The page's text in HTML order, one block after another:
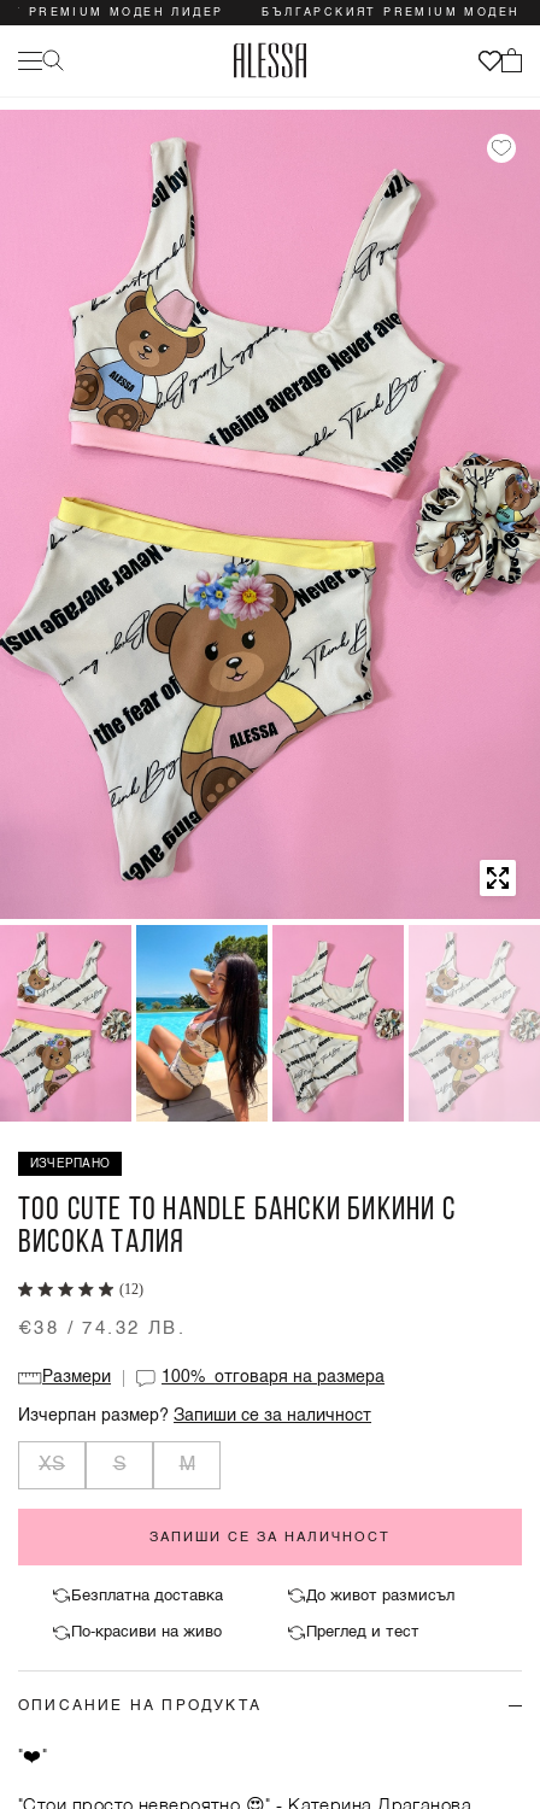
МОДЕН ЛИДЕР БЪЛГАРСКИЯТ PREMIUM МОДЕН ЛИДЕР
ИЗЧЕРПАНО
TOO CUTE TO HANDLE БАНСКИ БИКИНИ С
ВИСОКА ТАЛИЯ
(12)
€38 / 74.32 ЛВ.
Размери 100%отговаря на размера
Изчерпан размер?Запиши се за наличност
XS S M
ЗАПИШИ СЕ ЗА НАЛИЧНОСТ
Безплатна доставка До живот размисъл
По-красиви на живо Преглед и тест
ОПИСАНИЕ НА ПРОДУКТА
"❤️"